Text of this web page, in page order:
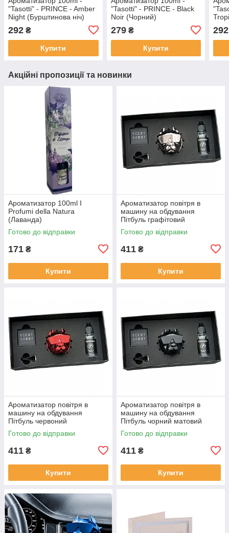
"Tasotti" - PRINCE - Amber
Night (Бурштинова ніч)
292 ₴
Купити
"Tasotti" - PRINCE - Black
Noir (Чорний)
279₴
Купити
292
Акційні пропозиції та новинки
Ароматизатор 100ml I
Profumi della Natura
(Лаванда)
Готово до відправки
171 ₴
Купити
Ароматизатор повітря в
машину на обдування
Пітбуль графітовий
Готово до відправки
411 ₴
Купити
Ароматизатор повітря в
машину на обдування
Пітбуль червоний
Готово до відправки
411 ₴
Купити
Ароматизатор повітря в
машину на обдування
Пітбуль чорний матовий
Готово до відправки
411 ₴
Купити